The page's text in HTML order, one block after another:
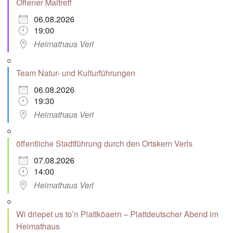
06.08.2026
19:00
Heimathaus Verl
Team Natur- und Kulturführungen
06.08.2026
19:30
Heimathaus Verl
öffentliche Stadtführung durch den Ortskern Verls
07.08.2026
14:00
Heimathaus Verl
Wi driepet us to’n Plattköaern – Plattdeutscher Abend im
Heimathaus